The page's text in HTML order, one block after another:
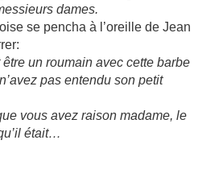
dames.
se pencha à l’oreille de Jean
un roumain avec cette barbe
pas entendu son petit
vous avez raison madame, le
était…